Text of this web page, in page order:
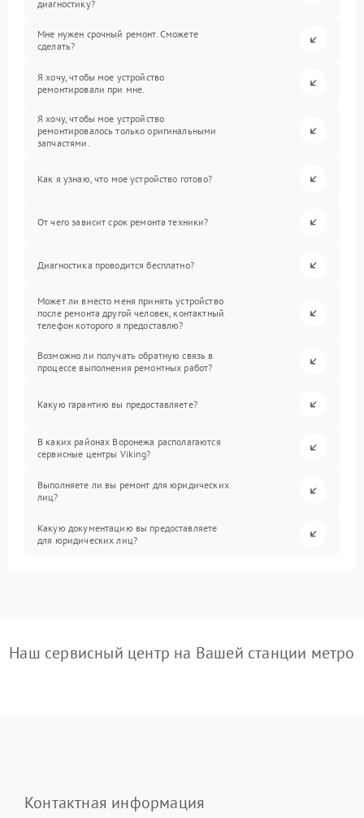
диагностику?
Мне нужен срочный ремонт. Сможете
сделать?
Я хочу, чтобы мое устройство
ремонтировали при мне.
Я хочу, чтобы мое устройство
ремонтировалось только оригинальными
запчастями.
Как я узнаю, что мое устройство готово?
От чего зависит срок ремонта техники?
Диагностика проводится бесплатно?
Может ли вместо меня принять устройство
после ремонта другой человек, контактный
телефон которого я предоставлю?
Возможно ли получать обратную связь в
процессе выполнения ремонтных работ?
Какую гарантию вы предоставляете?
В каких районах Воронежа располагаются
сервисные центры Viking?
Выполняете ли вы ремонт для юридических
лиц?
Какую документацию вы предоставляете
для юридических лиц?
Наш сервисный центр на Вашей станции метро
Контактная информация